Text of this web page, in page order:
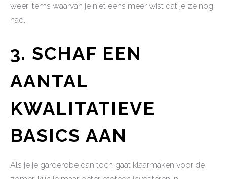
weer items waarvan je niet eens meer wist dat je ze nog
had.
3. SCHAF EEN
AANTAL
KWALITATIEVE
BASICS AAN
Als je je garderobe dan toch gaat klaarmaken voor de